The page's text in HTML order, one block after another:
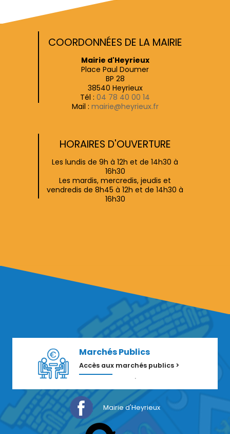
COORDONNÉES DE LA MAIRIE
Mairie d'Heyrieux
Place Paul Doumer
BP 28
38540 Heyrieux
Tél : 04 78 40 00 14
Mail : mairie@heyrieux.fr
HORAIRES D'OUVERTURE
Les lundis de 9h à 12h et de 14h30 à
16h30
Les mardis, mercredis, jeudis et
vendredis de 8h45 à 12h et de 14h30 à
16h30
Marchés Publics
Accès aux marchés publics >
Mairie d'Heyrieux